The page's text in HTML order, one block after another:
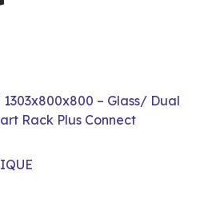
– Glass/ Dual
Rack Plus Connect